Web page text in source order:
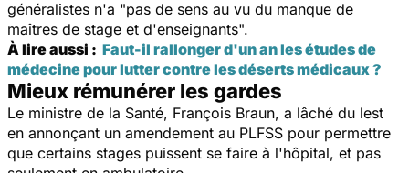
généralistes n'a "pas de sens au vu du manque de
maîtres de stage et d'enseignants".
À lire aussi : Faut-il rallonger d'un an les études de
médecine pour lutter contre les déserts médicaux ?
Mieux rémunérer les gardes
Le ministre de la Santé, François Braun, a lâché du lest
en annonçant un amendement au PLFSS pour permettre
que certains stages puissent se faire à l'hôpital, et pas